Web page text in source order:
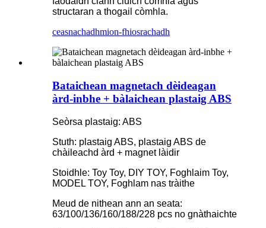
structaran a thogail còmhla.
ceasnachadhmion-fhiosrachadh
Bataichean magnetach dèideagan
àrd-inbhe + bàlaichean plastaig ABS
Seòrsa plastaig: ABS
Stuth: plastaig ABS, plastaig ABS de
chàileachd àrd + magnet làidir
Stoidhle: Toy Toy, DIY TOY, Foghlaim Toy,
MODEL TOY, Foghlam nas tràithe
Meud de nithean ann an seata:
63/100/136/160/188/228 pcs no gnàthaichte